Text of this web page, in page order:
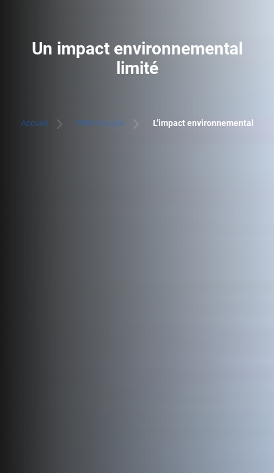
Un impact environnemental
limité
Accueil SPM Groupe L’impact environnemental